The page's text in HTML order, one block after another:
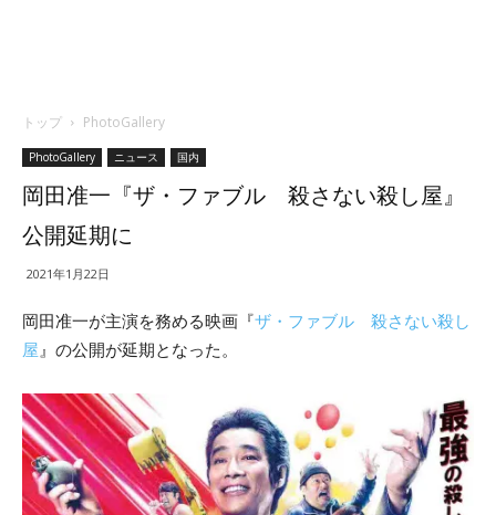
トップ PhotoGallery
PhotoGallery ニュース 国内
岡田准一『ザ・ファブル 殺さない殺し屋』
公開延期に
2021年1月22日
岡田准一が主演を務める映画『ザ・ファブル 殺さない殺し
屋 』の公開が延期となった。